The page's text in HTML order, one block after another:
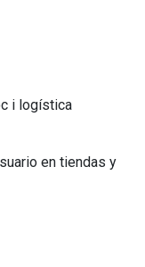
i logística
en tiendas y